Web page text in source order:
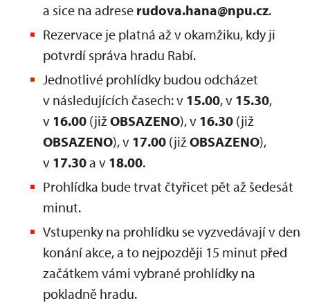
a sice na adrese rudova.hana@npu.cz.
Rezervace je platná až v okamžiku, kdy ji
potvrdí správa hradu Rabí.
Jednotlivé prohlídky budou odcházet
v následujících časech: v 15.00, v 15.30,
v 16.00 (již OBSAZENO), v 16.30 (již
OBSAZENO), v 17.00 (již OBSAZENO),
v 17.30a v 18.00.
Prohlídka bude trvat čtyřicet pět až šedesát
minut.
Vstupenky na prohlídku se vyzvedávají v den
konání akce, a to nejpozději 15 minut před
začátkem vámi vybrané prohlídky na
pokladně hradu.